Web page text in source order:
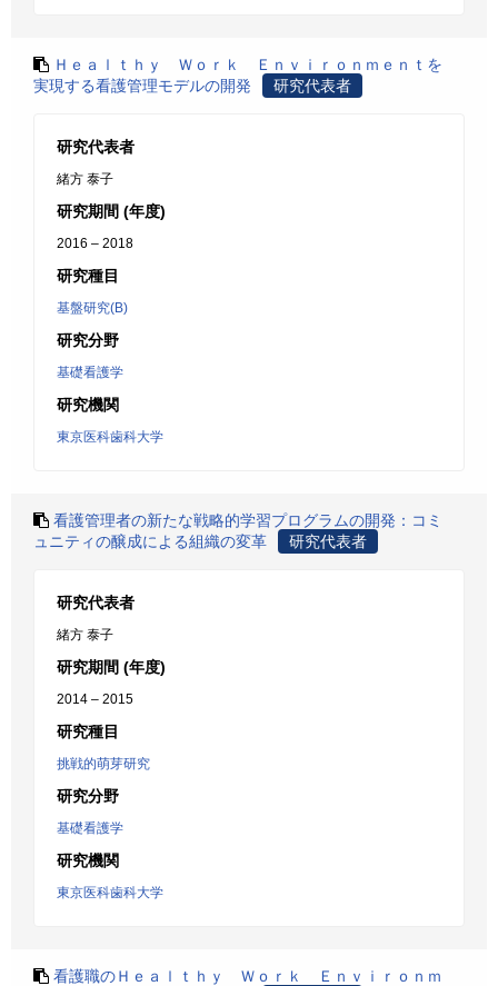
Ｈｅａｌｔｈｙ Ｗｏｒｋ Ｅｎｖｉｒｏｎｍｅｎｔを
実現する看護管理モデルの開発
研究代表者
研究代表者
緒方 泰子
研究期間 (年度)
2016 – 2018
研究種目
基盤研究(B)
研究分野
基礎看護学
研究機関
東京医科歯科大学
看護管理者の新たな戦略的学習プログラムの開発：コミ
ュニティの醸成による組織の変革
研究代表者
研究代表者
緒方 泰子
研究期間 (年度)
2014 – 2015
研究種目
挑戦的萌芽研究
研究分野
基礎看護学
研究機関
東京医科歯科大学
看護職のＨｅａｌｔｈｙ Ｗｏｒｋ Ｅｎｖｉｒｏｎｍ